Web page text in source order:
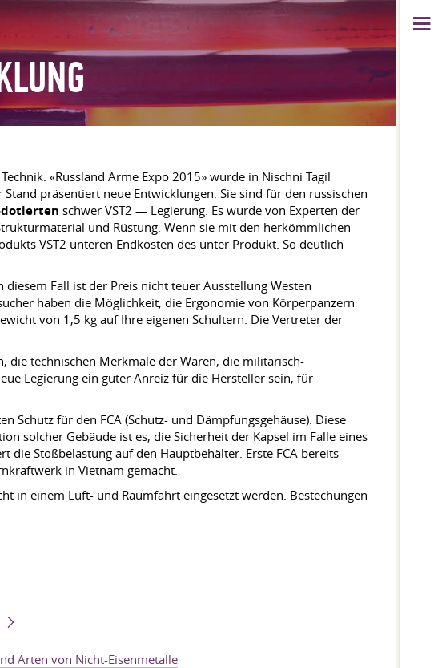
«Russland Arme Expo 2015» wurde in Nischni Tagil
präsentiert neue Entwicklungen. Sie sind für den russischen
schwer VST2 — Legierung. Es wurde von Experten der
und Rüstung. Wenn sie mit den herkömmlichen
VST2 unteren Endkosten des unter Produkt. So deutlich
diesem Fall ist der Preis nicht teuer Ausstellung Westen
haben die Möglichkeit, die Ergonomie von Körperpanzern
von 1,5 kg auf Ihre eigenen Schultern. Die Vertreter der
die technischen Merkmale der Waren, die militärisch-
Legierung ein guter Anreiz für die Hersteller sein, für
Schutz für den FCA (Schutz- und Dämpfungsgehäuse). Diese
solcher Gebäude ist es, die Sicherheit der Kapsel im Falle eines
die Stoßbelastung auf den Hauptbehälter. Erste FCA bereits
in Vietnam gemacht.
in einem Luft- und Raumfahrt eingesetzt werden. Bestechungen
Arten von Nicht-Eisenmetalle